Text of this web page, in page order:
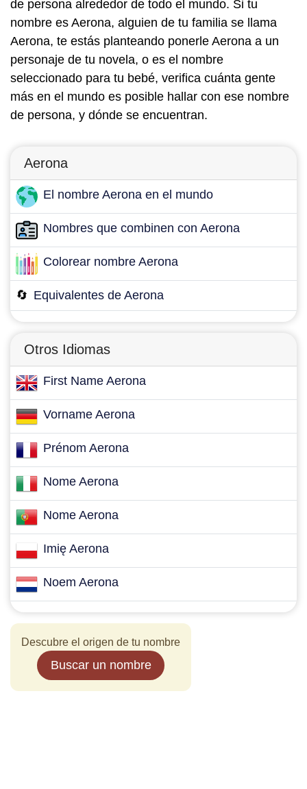
de persona alrededor de todo el mundo. Si tu
nombre es Aerona, alguien de tu familia se llama
Aerona, te estás planteando ponerle Aerona a un
personaje de tu novela, o es el nombre
seleccionado para tu bebé, verifica cuánta gente
más en el mundo es posible hallar con ese nombre
de persona, y dónde se encuentran.
Aerona
El nombre Aerona en el mundo
Nombres que combinen con Aerona
Colorear nombre Aerona
🔄 Equivalentes de Aerona
Otros Idiomas
First Name Aerona
Vorname Aerona
Prénom Aerona
Nome Aerona
Nome Aerona
Imię Aerona
Noem Aerona
Descubre el origen de tu nombre
Buscar un nombre